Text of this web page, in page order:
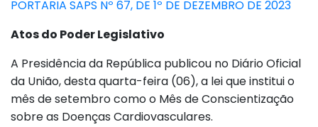
PORTARIA SAPS Nº 67, DE 1º DE DEZEMBRO DE 2023
Atos do Poder Legislativo
A Presidência da República publicou no Diário Oficial
da União, desta quarta-feira (06), a lei que institui o
mês de setembro como o Mês de Conscientização
sobre as Doenças Cardiovasculares.